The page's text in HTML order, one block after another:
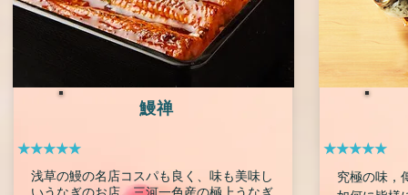
鰻禅
★★★★★
浅草の鰻の名店コスパも良く、味も美味し
★★★★★
究極の味，